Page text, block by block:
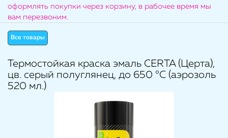
оформлять покупки через корзину, в рабочее время мы
вам перезвоним.
Все товары
Термостойкая краска эмаль CERTA (Церта),
цв. серый полуглянец, до 650 °C (аэрозоль
520 мл.)